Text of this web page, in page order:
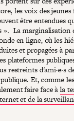
les voix des
être entendues
». La marginalisation
en ligne, où les
et propagées à
plateformes
restreints d'ami·e·s
Et, comme
faire face àla
et de la